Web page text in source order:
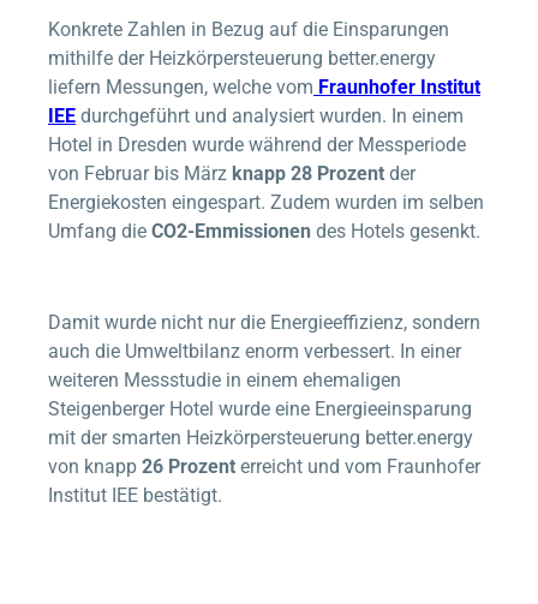
Konkrete Zahlen in Bezug auf die Einsparungen
mithilfe der Heizkörpersteuerung better.energy
liefern Messungen, welche vom Fraunhofer Institut
IEE durchgeführt und analysiert wurden. In einem
Hotel in Dresden wurde während der Messperiode
von Februar bis März knapp 28 Prozent der
Energiekosten eingespart. Zudem wurden im selben
Umfang die CO2-Emmissionen des Hotels gesenkt.
Damit wurde nicht nur die Energieeffizienz, sondern
auch die Umweltbilanz enorm verbessert. In einer
weiteren Messstudie in einem ehemaligen
Steigenberger Hotel wurde eine Energieeinsparung
mit der smarten Heizkörpersteuerung better.energy
von knapp 26 Prozent erreicht und vom Fraunhofer
Institut IEE bestätigt.